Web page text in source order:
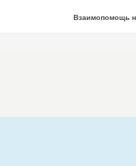
Взаимопомощь